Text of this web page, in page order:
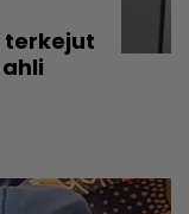
terkejut